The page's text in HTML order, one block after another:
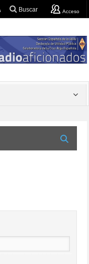
Buscar Acceso